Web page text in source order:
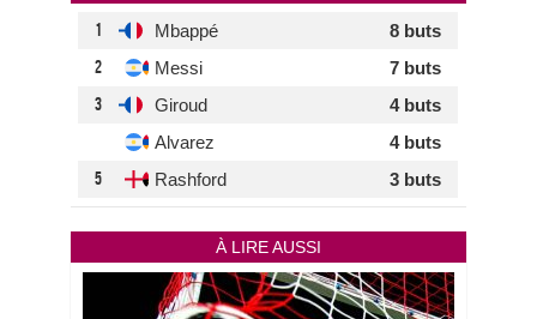
1 Mbappé 8 buts
2 Messi 7 buts
3 Giroud
4 buts
Alvarez
4 buts
5 Rashford 3 buts
À LIRE AUSSI